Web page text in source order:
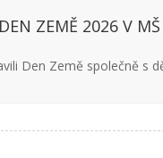
DEN ZEMĚ 2026 V
Den Země společně s